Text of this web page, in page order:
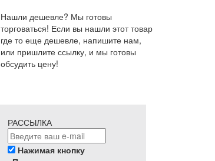
Нашли дешевле? Мы готовы
торговаться! Если вы нашли этот товар
где то еще дешевле, напишите нам,
или пришлите ссылку, и мы готовы
обсудить цену!
РАССЫЛКА
Нажимая кнопку